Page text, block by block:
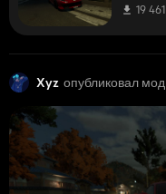
19 461
Xyz опубликовал мод